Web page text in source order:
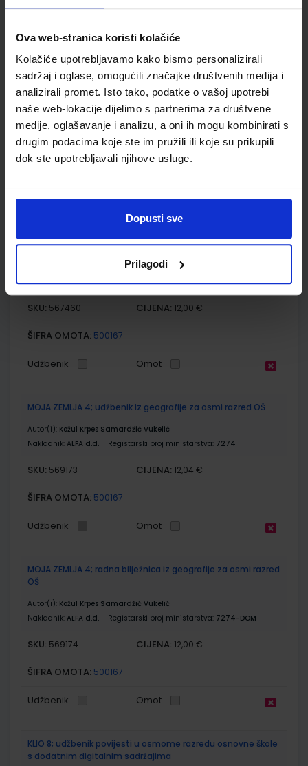
Ova web-stranica koristi kolačiće
Kolačiće upotrebljavamo kako bismo personalizirali
sadržaj i oglase, omogućili značajke društvenih medija i
analizirali promet. Isto tako, podatke o vašoj upotrebi
naše web-lokacije dijelimo s partnerima za društvene
medije, oglašavanje i analizu, a oni ih mogu kombinirati s
drugim podacima koje ste im pružili ili koje su prikupili
dok ste upotrebljavali njihove usluge.
Dopusti sve
Prilagodi
KEMIJA 8; udžbenik iz kemije za osmi razred osnovne škole
Autor(i): Mamić Mrvoš Sermek Peradinović Ribarić
Nakladnik:ALFA d.d. Registarski broj ministarstva:6511
SKU:567459 CIJENA:
ŠIFRA OMOTA: 500160
Udžbenik Omot
škole
Mamić Mrvoš Sermek Peradinović Ribarić
Nakladnik:ALFA d.d. Registarski broj ministarstva:6511-DOM
SKU: 567460 CIJENA: 12,00 €
ŠIFRA OMOTA: 500167
Udžbenik Omot
MOJA ZEMLJA 4; udžbenik iz geografije za osmi razred OŠ
Autor(i): Kožul Krpes Samardžić Vukelić
Nakladnik: ALFA d.d. Registarski broj ministarstva: 7274
SKU: 569173 CIJENA: 12,04 €
ŠIFRA OMOTA: 500167
Udžbenik Omot
MOJA ZEMLJA 4; radna bilježnica iz geografije za osmi razred
OŠ
Autor(i): Kožul Krpes Samardžić Vukelić
Nakladnik: ALFA d.d. Registarski broj ministarstva: 7274-DOM
SKU: 569174 CIJENA: 12,00 €
ŠIFRA OMOTA: 500167
Udžbenik Omot
KLIO 8; udžbenik povijesti u osmome razredu osnovne škole
s dodatnim digitalnim sadržajima